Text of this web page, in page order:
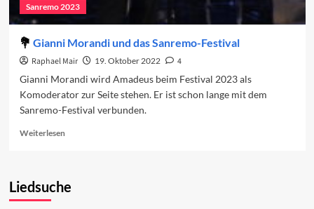
Sanremo 2023
Gianni Morandi und das Sanremo-Festival
Raphael Mair 19. Oktober 2022
4
Gianni Morandi wird Amadeus beim Festival 2023 als
Komoderator zur Seite stehen. Er ist schon lange mit dem
Sanremo-Festival verbunden.
WeiterlesenRead
Morandi
Liedsuche